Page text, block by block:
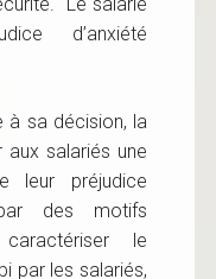
d’anxiété
à sa décision, la
aux salariés une
leur préjudice
des motifs
le
par les salariés,